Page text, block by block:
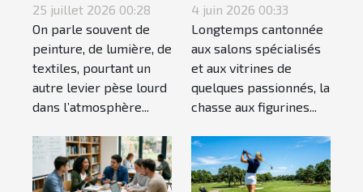
mobilier
influence-t-il
l’ambiance
d’une pièce ?
25 juillet 2026 00:28
On parle souvent de
peinture, de lumière, de
textiles, pourtant un
autre levier pèse lourd
dans l’atmosphère...
figurine rare
devient une
quête
personnelle
4 juin 2026 00:33
Longtemps cantonnée
aux salons spécialisés
et aux vitrines de
quelques passionnés, la
chasse aux figurines...